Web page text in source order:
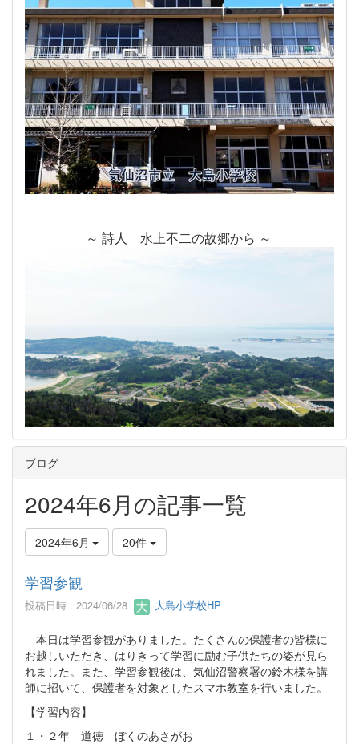
～ 詩人 水上不二の故郷から ～
ブログ
2024年6月の記事一覧
2024年6月 20件
学習参観
投稿日時 : 2024/06/28 大島小学校HP
本日は学習参観がありました。たくさんの保護者の皆様に
お越しいただき、はりきって学習に励む子供たちの姿が見ら
れました。また、学習参観後は、気仙沼警察署の鈴木様を講
師に招いて、保護者を対象としたスマホ教室を行いました。
【学習内容】
１・２年 道徳 ぼくのあさがお